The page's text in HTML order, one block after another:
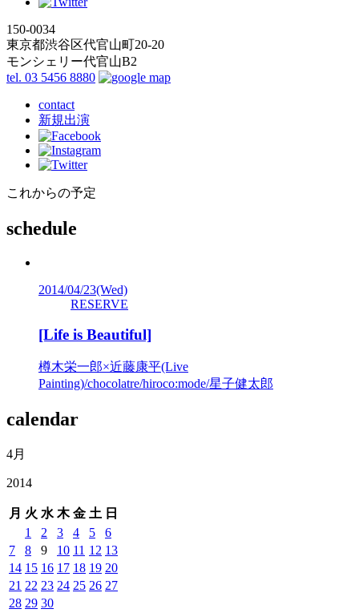
150-0034
東京都渋谷区代官山町20-20
モンシェリー代官山B2
tel. 03 5456 8880
contact
新規出演
これからの予定
schedule
2014/04/23(Wed)
RESERVE
[Life is Beautiful]
樽木栄一郎×近藤康平(Live
Painting)/chocolatre/hiroco:mode/星子健太郎
calendar
4月
2014
月 火 水 木 金 土 日
1 2 3 4 5
6
7
8 9 10 11 12 13
14 15 16 17 18 19 20
21 22 23 24 25 26 27
28 29 30